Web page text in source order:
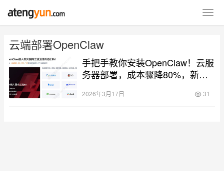
云端部署OpenClaw
手把手教你安装OpenClaw！云服
务器部署，成本骤降80%，新手
2026年3月17日 31